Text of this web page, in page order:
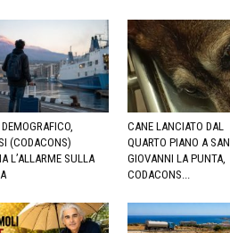
(CODACONS)
L’ALLARME SULLA
CANE LANCIATO DAL
QUARTO PIANO A SAN
GIOVANNI LA PUNTA,
CODACONS...